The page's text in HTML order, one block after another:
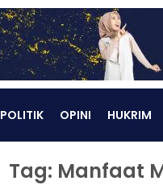
POLITIK OPINI HUKRIM
Tag: Manfaat